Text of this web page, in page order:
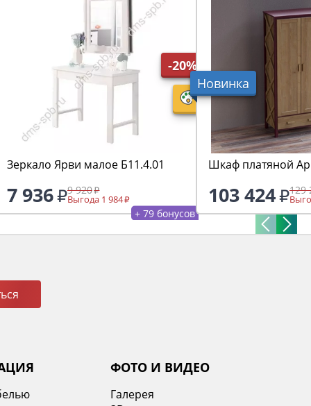
-20%
Зеркало Ярви малое Б11.4.01
7 936 9 920
Выгода 1 984
+ 79 бонусов
Новинка
Шкаф платяной
103 424 129
ФОТО И ВИДЕО
Галерея